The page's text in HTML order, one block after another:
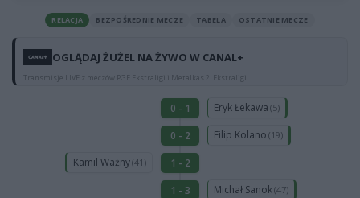
RELACJA BEZPOŚREDNIE MECZE TABELA OSTATNIE MECZE
OGLĄDAJ ŻUŻEL NA ŻYWO W CANAL+
Transmisje LIVE z meczów PGE Ekstraligi i Metalkas 2. Ekstraligi
0 - 1 Eryk Łekawa (5)
0 - 2 Filip Kolano (19)
Kamil Ważny(41)
1 - 2
1 - 3
Michał Sanok(47)